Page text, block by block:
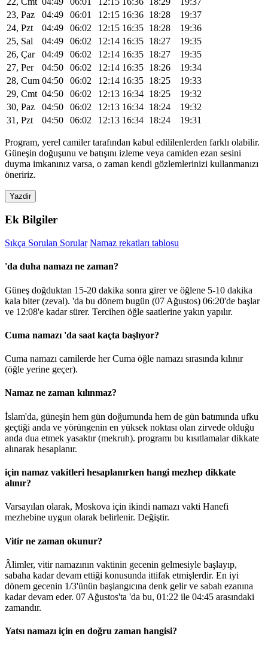
23, Paz
04:49 06:01 12:15 16:36 18:28
19:37
24, Pzt
04:49 06:02 12:15 16:35 18:28
19:36
25, Sal
04:49 06:02 12:14 16:35 18:27
19:35
26, Çar
04:49 06:02 12:14 16:35 18:27
19:35
27, Per
04:50 06:02 12:14 16:35 18:26
19:34
28, Cum 04:50 06:02 12:14 16:35 18:25
19:33
29, Cmt 04:50 06:02 12:13 16:34 18:25
19:32
30, Paz
04:50 06:02 12:13 16:34 18:24
19:32
31, Pzt
04:50 06:02 12:13 16:34 18:24 19:31
Program, yerel camiler tarafından kabul edililenlerden farklı olabilir.
Güneşin doğuşunu ve batışını izleme veya camiden ezan sesini
duyma imkanınız varsa, o zaman kendi gözlemlerinizi kullanmanızı
öneririz.
Yazdir
Ek Bilgiler
Sıkça Sorulan Sorular Namaz rekatları tablosu
'da duha namazı ne zaman?
Güneş doğduktan 15-20 dakika sonra girer ve öğlene 5-10 dakika
kala biter (zeval). 'da bu dönem bugün (07 Ağustos) 06:20'de başlar
ve 12:08'e kadar sürer. Tercihen öğle saatlerine yakın yapılır.
Cuma namazı 'da saat kaçta başlıyor?
Cuma namazı camilerde her Cuma öğle namazı sırasında kılınır
(öğle yerine geçer).
Namaz ne zaman kılınmaz?
İslam'da, güneşin hem gün doğumunda hem de gün batımında ufku
geçtiği anda ve yörüngenin en yüksek noktası olan zirvede olduğu
anda dua etmek yasaktır (mekruh). programı bu kısıtlamalar dikkate
alınarak hesaplanır.
için namaz vakitleri hesaplanırken hangi mezhep dikkate
alınır?
Varsayılan olarak, Moskova için ikindi namazı vakti Hanefi
mezhebine uygun olarak belirlenir. Değiştir.
Vitir ne zaman okunur?
Âlimler, vitir namazının vaktinin gecenin gelmesiyle başlayıp,
sabaha kadar devam ettiği konusunda ittifak etmişlerdir. En iyi
dönem gecenin 1/3'ünün başlangıcına denk gelir ve sabah ezanına
kadar devam eder. 07 Ağustos'ta 'da bu, 01:22 ile 04:45 arasındaki
zamandır.
Yatsı namazı için en doğru zaman hangisi?